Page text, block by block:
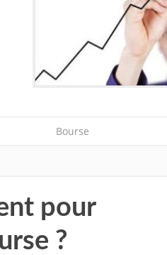
Bourse
pour
?